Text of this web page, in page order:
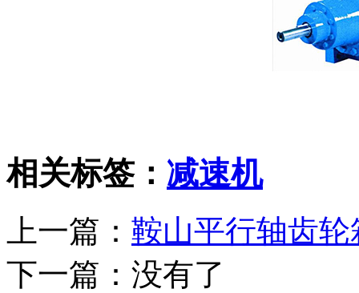
相关标签： 减速机
上一篇： 鞍山平行轴齿轮
下一篇： 没有了